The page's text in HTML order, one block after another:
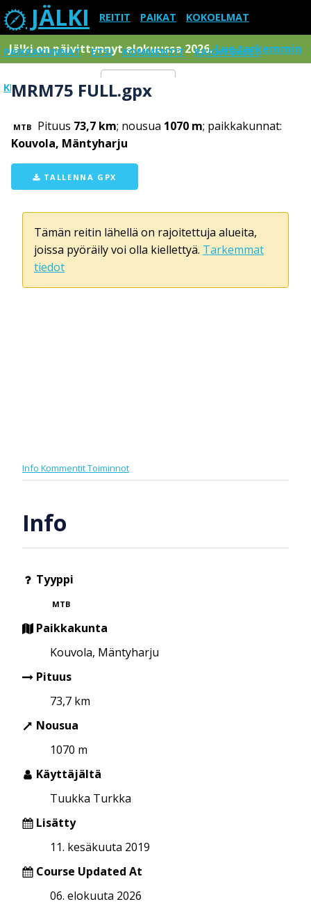
JÄLKI REITIT PAIKAT KOKOELMAT
PAIKKAKUNNAT ETSI KOMMENTIT RAJOITUKSET
KIRJAUDU SISÄÄN Menu
Jälki on päivittynnyt elokuussa 2026.Lue tarkemmin
MRM75 FULL.gpx
MTB Pituus 73,7 km; nousua 1070 m; paikkakunnat:
Kouvola, Mäntyharju
TALLENNA GPX
Tämän reitin lähellä on rajoitettuja alueita,
joissa pyöräily voi olla kiellettyä. Tarkemmat
tiedot
Info KommentitToiminnot
Info
Tyyppi
MTB
Paikkakunta
Kouvola, Mäntyharju
Pituus
73,7 km
Nousua
1070 m
Käyttäjältä
Tuukka Turkka
Lisätty
11. kesäkuuta 2019
Course Updated At
06. elokuuta 2026